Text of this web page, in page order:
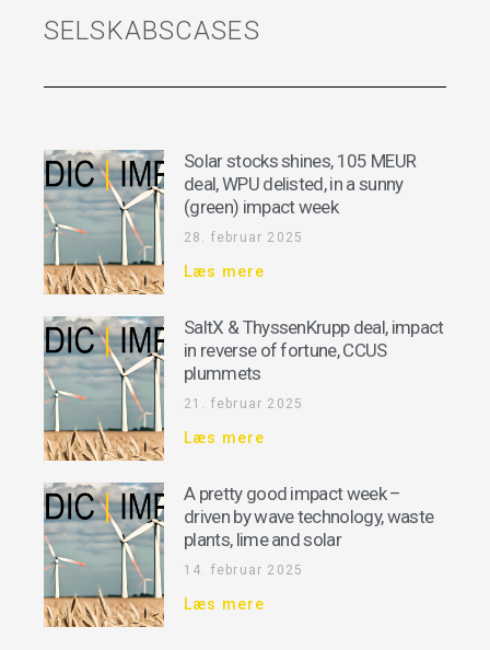
SELSKABSCASES
Solar stocks shines, 105 MEUR
deal, WPU delisted, in a sunny
(green) impact week
28. februar 2025
Læs mere
SaltX & ThyssenKrupp deal, impact
in reverse of fortune, CCUS
plummets
21. februar 2025
Læs mere
A pretty good impact week –
driven by wave technology, waste
plants, lime and solar
14. februar 2025
Læs mere